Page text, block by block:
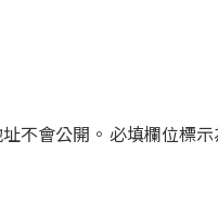
不會公開。 必填欄位標示